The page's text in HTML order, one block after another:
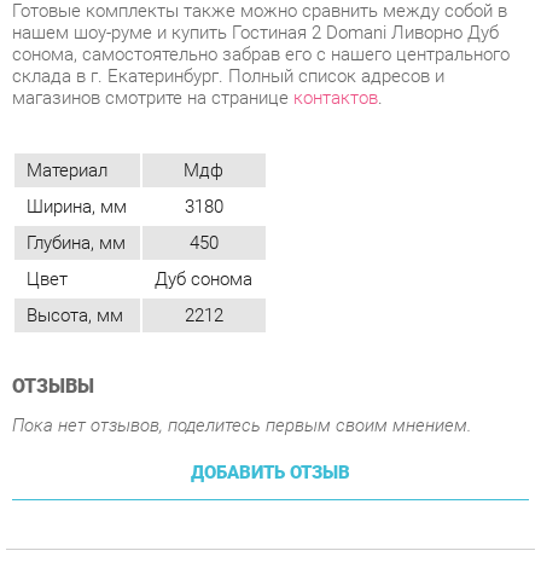
Материал Мдф
Ширина, мм
3180
Цвет
Дуб сонома
Высота, мм
2212
ОТЗЫВЫ
Пока нет отзывов, поделитесь первым своим мнением.